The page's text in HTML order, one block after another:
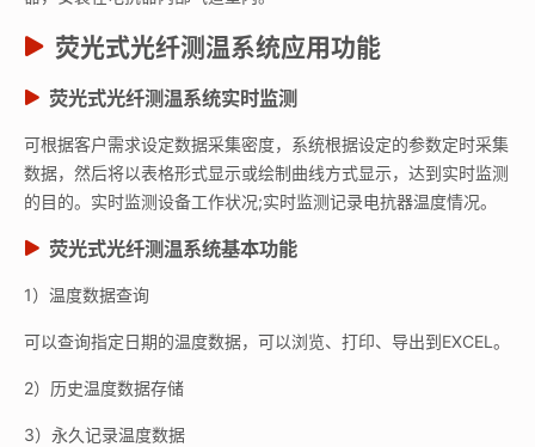
荧光式光纤测温系统应用功能
荧光式光纤测温系统实时监测
可根据客户需求设定数据采集密度，系统根据设定的参数定时采集
数据，然后将以表格形式显示或绘制曲线方式显示，达到实时监测
的目的。实时监测设备工作状况;实时监测记录电抗器温度情况。
荧光式光纤测温系统基本功能
1）温度数据查询
可以查询指定日期的温度数据，可以浏览、打印、导出到EXCEL。
2）历史温度数据存储
3）永久记录温度数据